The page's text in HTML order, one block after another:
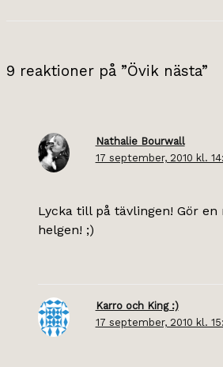
9 reaktioner på ”Övik nästa”
Nathalie Bourwall
17 september, 2010 kl.
Lycka till på tävlingen! Gör
helgen! ;)
Karro och King :)
17 september, 2010 kl.